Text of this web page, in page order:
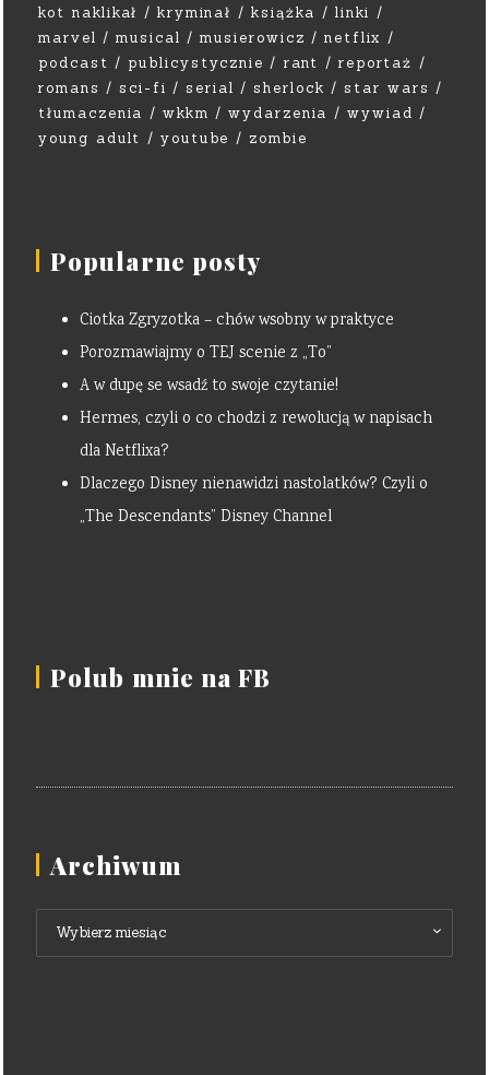
kot naklikał
kryminał książka
linki
marvel
musical musierowicz
netflix
podcast
publicystycznie rant
reportaż
romans
sci-fi serial sherlock
star wars
tłumaczenia
wkkm wydarzenia
wywiad
young adult
youtube zombie
Popularne posty
Ciotka Zgryzotka – chów wsobny w praktyce
Porozmawiajmy o TEJ scenie z „To”
A w dupę se wsadź to swoje czytanie!
Hermes, czyli o co chodzi z rewolucją w napisach
dla Netflixa?
Dlaczego Disney nienawidzi nastolatków? Czyli o
„The Descendants” Disney Channel
Polub mnie na FB
Archiwum
Archiwum